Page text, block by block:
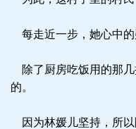
每走近一步，她心中的
除了厨房吃饭用的那几
的。
因为林媛儿坚持，所以